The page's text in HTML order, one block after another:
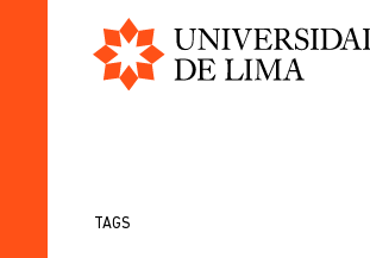
SOBRESCRIBIR
TAGS